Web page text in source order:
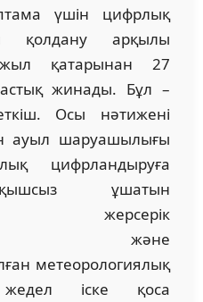
үшін цифрлық
қолдану арқылы
жыл қатарынан 27
жинады. Бұл –
Осы нәтижені
ауыл шаруашылығы
цифрландыруға
ұшатын
жерсерік
және
метеорологиялық
жедел іске қоса